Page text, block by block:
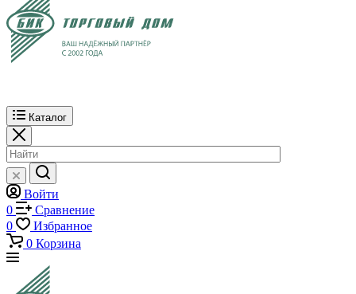
Каталог
Войти
0
Сравнение
0
Избранное
0 Корзина